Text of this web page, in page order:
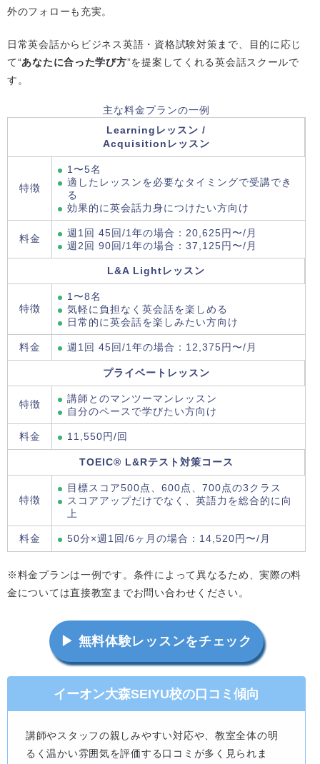
外のフォローも充実。
日常英会話からビジネス英語・資格試験対策まで、目的に応じ
て“あなたに合った学び方”を提案してくれる英会話スクールで
す。
主な料金プランの一例
Learningレッスン /
Acquisitionレッスン
特徴
1〜5名
適したレッスンを必要なタイミングで受講でき
る
効果的に英会話力身につけたい方向け
料金
週1回 45回/1年の場合：20,625円〜/月
週2回 90回/1年の場合：37,125円〜/月
L&A Lightレッスン
特徴
1〜8名
気軽に負担なく英会話を楽しめる
日常的に英会話を楽しみたい方向け
料金 週1回 45回/1年の場合：12,375円〜/月
プライベートレッスン
特徴
講師とのマンツーマンレッスン
自分のペースで学びたい方向け
料金 11,550円/回
TOEIC® L&Rテスト対策コース
特徴
目標スコア500点、600点、700点の3クラス
スコアアップだけでなく、英語力を総合的に向
上
料金 50分×週1回/6ヶ月の場合：14,520円〜/月
※料金プランは一例です。条件によって異なるため、実際の料
金については直接教室までお問い合わせください。
▶ 無料体験レッスンをチェック
イーオン大森SEIYU校の口コミ傾向
講師やスタッフの親しみやすい対応や、教室全体の明
るく温かい雰囲気を評価する口コミが多く見られま